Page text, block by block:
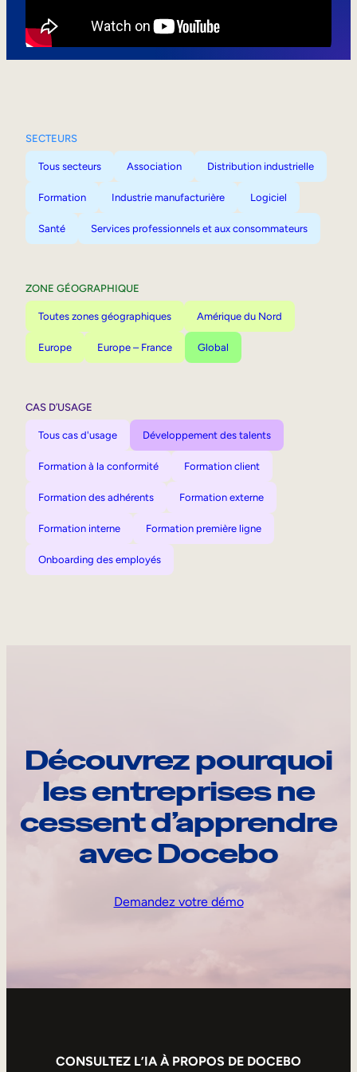
SECTEURS
Tous secteurs Association Distribution industrielle
Formation Industrie manufacturière Logiciel
Santé Services professionnels et aux consommateurs
ZONE GÉOGRAPHIQUE
Toutes zones géographiques Amérique du Nord
Europe Europe – France Global
CAS D’USAGE
Tous cas d'usage Développement des talents
Formation à la conformité Formation client
Formation des adhérents Formation externe
Formation interne Formation première ligne
Onboarding des employés
Découvrez pourquoi
les entreprises ne
cessent d’apprendre
avec Docebo
Demandez votre démo
CONSULTEZ L’IA À PROPOS DE DOCEBO